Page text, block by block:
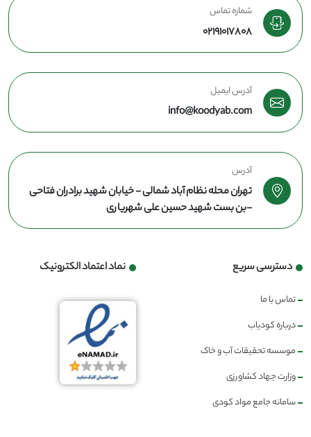
شماره تماس
02191017808
آدرس ایمیل
info@koodyab.com
آدرس
تهران محله نظام آباد شمالی - خیابان شهید برادران فتاحی
-بن بست شهید حسین علی شهریاری
دسترسی سریع
تماس با ما
درباره کودیاب
موسسه تحقیقات آب و خاک
وزارت جهاد کشاورزی
سامانه جامع مواد کودی
نماد اعتماد الکترونیک